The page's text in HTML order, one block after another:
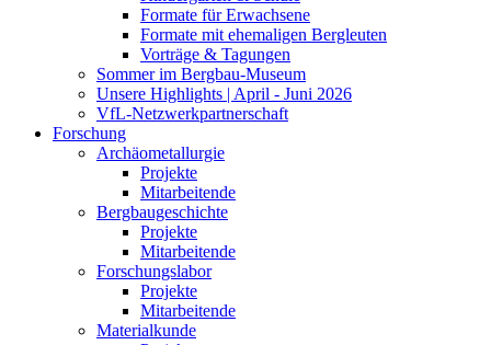
Formate für Erwachsene
Formate mit ehemaligen Bergleuten
Vorträge & Tagungen
Sommer im Bergbau-Museum
Unsere Highlights | April - Juni 2026
VfL-Netzwerkpartnerschaft
Forschung
Archäometallurgie
Projekte
Mitarbeitende
Bergbaugeschichte
Projekte
Mitarbeitende
Forschungslabor
Projekte
Mitarbeitende
Materialkunde